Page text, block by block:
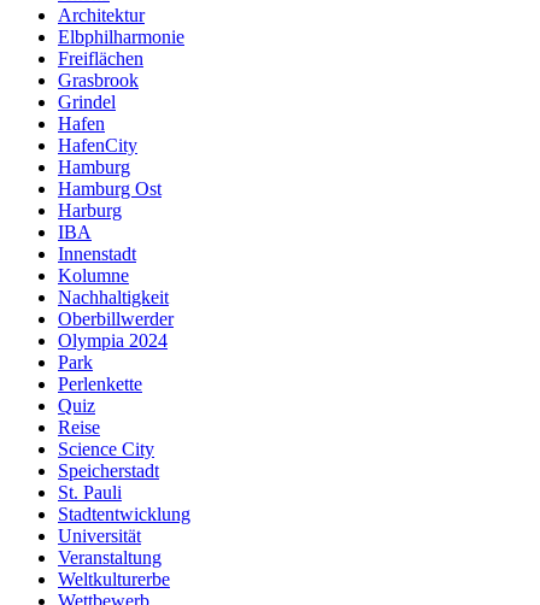
Architektur
Elbphilharmonie
Freiflächen
Grasbrook
Grindel
Hafen
HafenCity
Hamburg
Hamburg Ost
Harburg
IBA
Innenstadt
Kolumne
Nachhaltigkeit
Oberbillwerder
Olympia 2024
Park
Perlenkette
Quiz
Reise
Science City
Speicherstadt
St. Pauli
Stadtentwicklung
Universität
Veranstaltung
Weltkulturerbe